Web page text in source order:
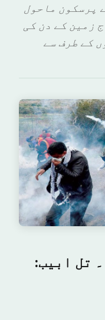
پرسکون ماحول
زمین کے دن کی
کے طرف سے
تل ابیب: